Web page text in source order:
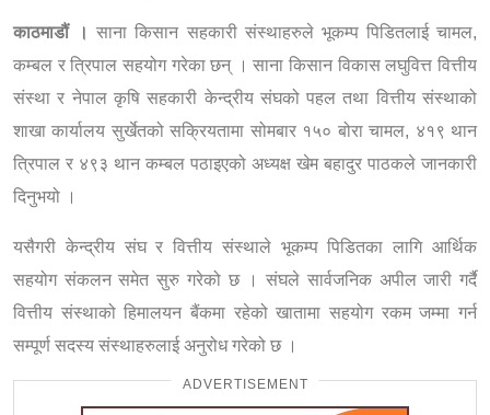
काठमाडौं । साना किसान सहकारी संस्थाहरुले भूकम्प पिडितलाई चामल,
कम्बल र त्रिपाल सहयोग गरेका छन् । साना किसान विकास लघुवित्त वित्तीय
संस्था र नेपाल कृषि सहकारी केन्द्रीय संघको पहल तथा वित्तीय संस्थाको
शाखा कार्यालय सुर्खेतको सक्रियतामा सोमबार १५० बोरा चामल, ४१९ थान
त्रिपाल र ४९३ थान कम्बल पठाइएको अध्यक्ष खेम बहादुर पाठकले जानकारी
दिनुभयो ।
यसैगरी केन्द्रीय संघ र वित्तीय संस्थाले भूकम्प पिडितका लागि आर्थिक
सहयोग संकलन समेत सुरु गरेको छ । संघले सार्वजनिक अपील जारी गर्दै
वित्तीय संस्थाको हिमालयन बैंकमा रहेको खातामा सहयोग रकम जम्मा गर्न
सम्पूर्ण सदस्य संस्थाहरुलाई अनुरोध गरेको छ ।
ADVERTISEMENT